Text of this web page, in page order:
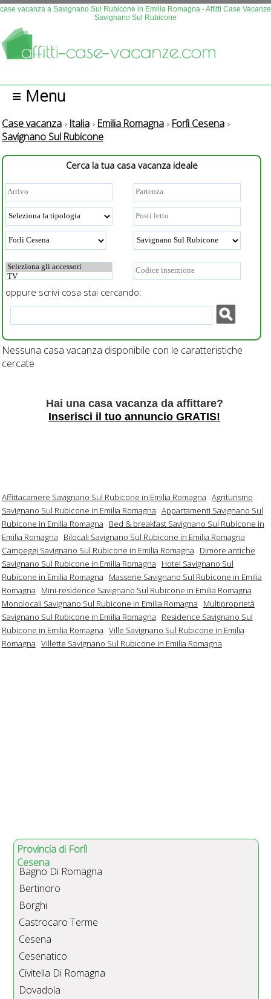
case vacanza a Savignano Sul Rubicone in Emilia Romagna - Affitti Case Vacanze
Savignano Sul Rubicone
Questo sito fa uso di cookies. Continuando la navigazione se
≡ Menu
Case vacanza Italia Emilia Romagna
Forlì Cesena
Savignano Sul Rubicone
Cerca la tua casa vacanza ideale
oppure scrivi cosa stai cercando:
Nessuna casa vacanza disponibile con le caratteristiche
cercate
Hai una casa vacanza da affittare?
Inserisci il tuo annuncio GRATIS!
Affittacamere Savignano Sul Rubicone in Emilia Romagna Agriturismo
Savignano Sul Rubicone in Emilia Romagna Appartamenti Savignano Sul
Rubicone in Emilia Romagna
Bed & breakfast Savignano Sul Rubicone in
Emilia Romagna
Bilocali Savignano Sul Rubicone in Emilia Romagna
Campeggi Savignano Sul Rubicone in Emilia Romagna
Dimore antiche
Savignano Sul Rubicone in Emilia Romagna
Hotel Savignano Sul
Rubicone in Emilia Romagna
Masserie Savignano Sul Rubicone in Emilia
Romagna
Mini-residence Savignano Sul Rubicone in Emilia Romagna
Monolocali Savignano Sul Rubicone in Emilia Romagna
Multiproprietà
Savignano Sul Rubicone in Emilia Romagna
Residence Savignano Sul
Rubicone in Emilia Romagna Ville Savignano Sul Rubicone in Emilia
Romagna Villette Savignano Sul Rubicone in Emilia Romagna
Provincia di Forlì
Cesena
Bagno Di Romagna
Bertinoro
Borghi
Castrocaro Terme
Cesena
Cesenatico
Civitella Di Romagna
Dovadola